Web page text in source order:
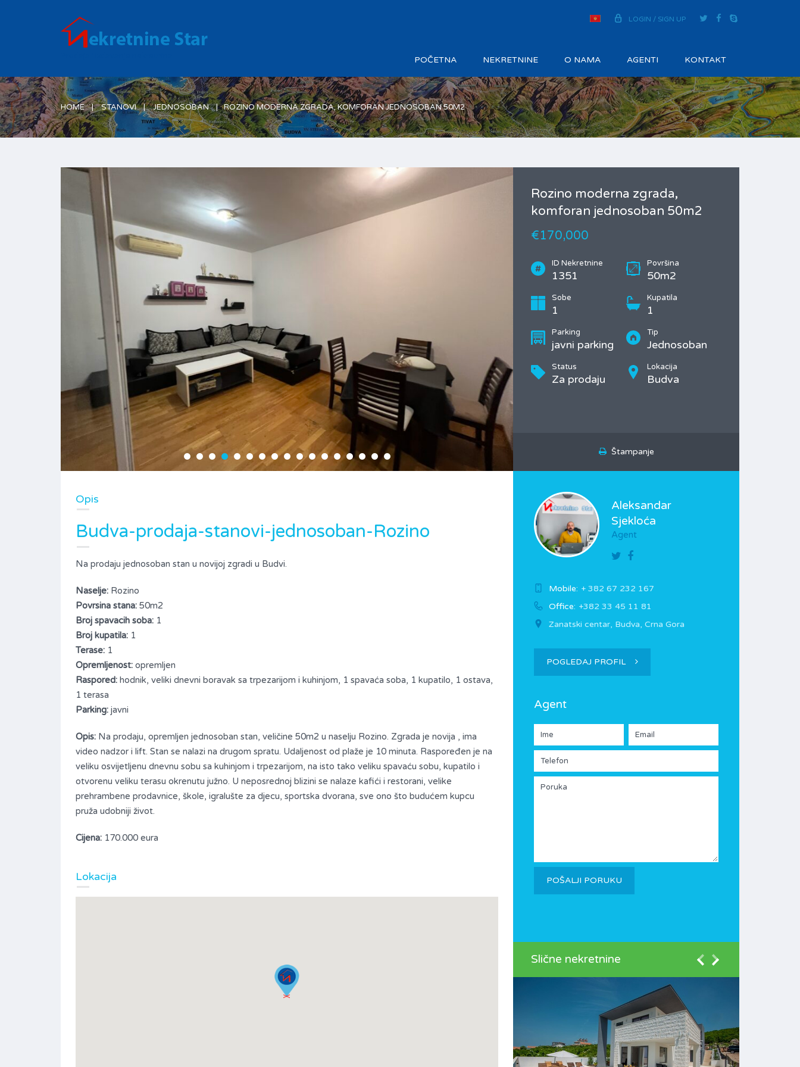
LOGIN / SIGN UP
POČETNA NEKRETNINE O NAMA AGENTI KONTAKT
HOME STANOVI JEDNOSOBAN ROZINO MODERNA ZGRADA, KOMFORAN JEDNOSOBAN 50M2
Rozino moderna zgrada,
komforan jednosoban 50m2
€170,000
ID Nekretnine
1351
Površina
50m2
Sobe
1
Kupatila
1
Parking
javni parking
Tip
Jednosoban
Status
Za prodaju
Lokacija
Budva
Štampanje
Opis
Budva-prodaja-stanovi-jednosoban-Rozino
Na prodaju jednosoban stan u novijoj zgradi u Budvi.
Naselje: Rozino
Povrsina stana: 50m2
Broj spavacih soba: 1
Broj kupatila: 1
Terase: 1
Opremljenost: opremljen
Raspored: hodnik, veliki dnevni boravak sa trpezarijom i kuhinjom, 1 spavaća soba, 1 kupatilo, 1 ostava,
1 terasa
Parking: javni
Opis: Na prodaju, opremljen jednosoban stan, veličine 50m2 u naselju Rozino. Zgrada je novija , ima
video nadzor i lift. Stan se nalazi na drugom spratu. Udaljenost od plaže je 10 minuta. Raspoređen je na
veliku osvijetljenu dnevnu sobu sa kuhinjom i trpezarijom, na isto tako veliku spavaću sobu, kupatilo i
otvorenu veliku terasu okrenutu južno. U neposrednoj blizini se nalaze kafići i restorani, velike
prehrambene prodavnice, škole, igralušte za djecu, sportska dvorana, sve ono što budućem kupcu
pruža udobniji život.
Cijena: 170.000 eura
Lokacija
Aleksandar
Sjekloća
Agent
Mobile: + 382 67 232 167
Office: +382 33 45 11 81
Zanatski centar, Budva, Crna Gora
POGLEDAJ PROFIL
Agent
Slične nekretnine